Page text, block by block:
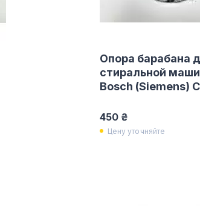
Опора барабана
стиральной
Bosch (Siemens)
450 ₴
Цену уточняйте